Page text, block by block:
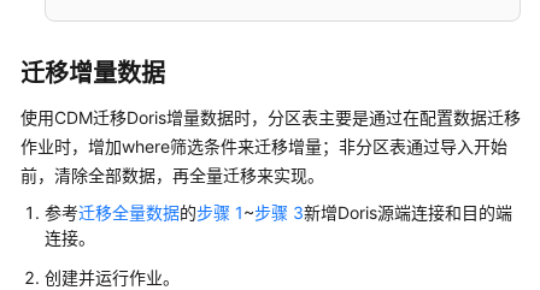
迁移增量数据
使用CDM迁移Doris增量数据时，分区表主要是通过在配置数据迁移
作业时，增加where筛选条件来迁移增量；非分区表通过导入开始
前，清除全部数据，再全量迁移来实现。
参考迁移全量数据的步骤 1~步骤 3新增Doris源端连接和目的端
连接。
创建并运行作业。